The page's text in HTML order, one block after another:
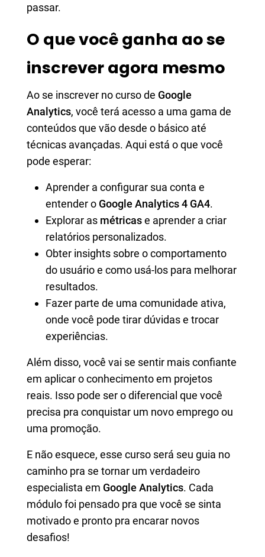
passar.
O que você ganha ao se
inscrever agora mesmo
Ao se inscrever no curso de Google
Analytics, você terá acesso a uma gama de
conteúdos que vão desde o básico até
técnicas avançadas. Aqui está o que você
pode esperar:
Aprender a configurar sua conta e
entender o Google Analytics 4 GA4.
Explorar as métricase aprender a criar
relatórios personalizados.
Obter insights sobre o comportamento
do usuário e como usá-los para melhorar
resultados.
Fazer parte de uma comunidade ativa,
onde você pode tirar dúvidas e trocar
experiências.
Além disso, você vai se sentir mais confiante
em aplicar o conhecimento em projetos
reais. Isso pode ser o diferencial que você
precisa pra conquistar um novo emprego ou
uma promoção.
E não esquece, esse curso será seu guia no
caminho pra se tornar um verdadeiro
especialista em Google Analytics. Cada
módulo foi pensado pra que você se sinta
motivado e pronto pra encarar novos
desafios!